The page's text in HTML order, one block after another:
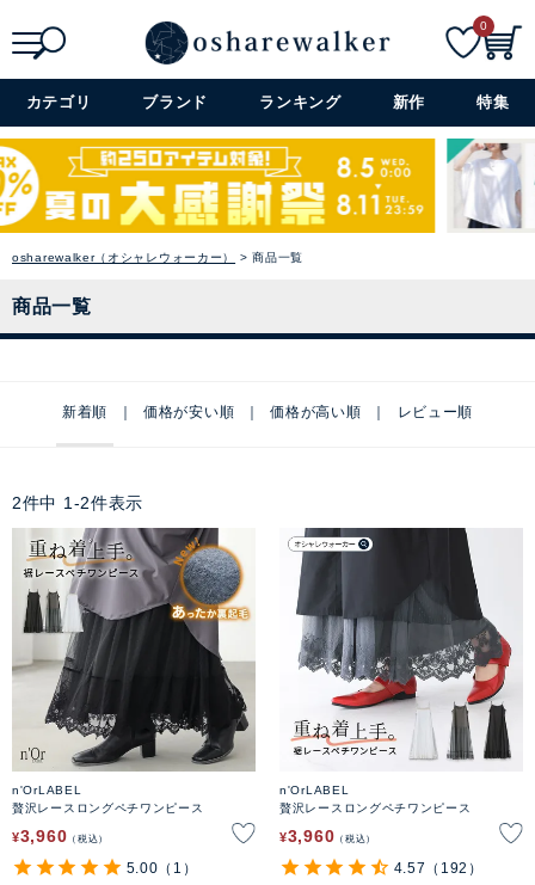
詳細検索+
0
カテゴリ ブランド ランキング 新作 特集
osharewalker（オシャレウォーカー） 商品一覧
商品一覧
新着順 価格が安い順 価格が高い順 レビュー順
2件中 1 -2件表示
n'OrLABEL
贅沢レースロングペチワンピース
¥3,960 税込
5.00 （1）
n'OrLABEL
贅沢レースロングペチワンピース
¥3,960 税込
4.57 （192）